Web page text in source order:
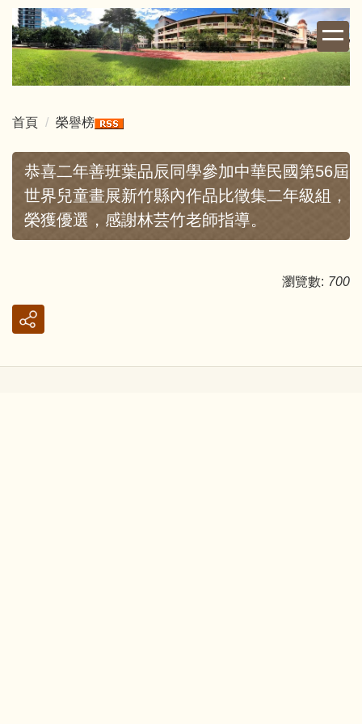
跳
到
主
要
內
區
首頁 榮譽榜
恭喜二年善班葉品辰同學參加中華民國第56屆
世界兒童畫展新竹縣內作品比徵集二年級組，
榮獲優選，感謝林芸竹老師指導。
瀏覽數: 700